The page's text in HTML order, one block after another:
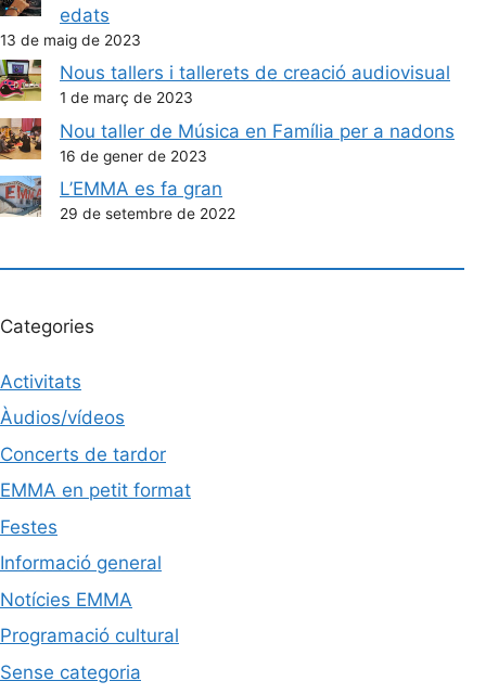
edats
13 de maig de 2023
Nous tallers i tallerets de creació audiovisual
1 de març de 2023
Nou taller de Música en Família per a nadons
16 de gener de 2023
L’EMMA es fa gran
29 de setembre de 2022
Categories
Activitats
Àudios/vídeos
Concerts de tardor
EMMA en petit format
Festes
Informació general
Notícies EMMA
Programació cultural
Sense categoria